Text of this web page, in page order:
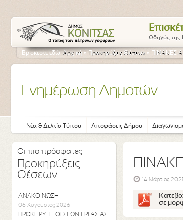
Οδηγός της
Βρίσκεστε εδώ:Αρχική » Προκηρύξεις Θέσεων » ΠΙΝΑΚΕΣ
Ενημέρωση Δημοτών
Νέα & Δελτία Τύπου Αποφάσεις Δήμου
Οι πιο πρόσφατες
Προκηρύξεις
Θέσεων
ΑΝΑΚΟΙΝΩΣΗ
06 Αύγουστος 2026
ΠΡΟΚΗΡΥΞΗ ΘΕΣΕΩΝ ΕΡΓΑΣΙΑΣ
14 Μάρτιος
σε